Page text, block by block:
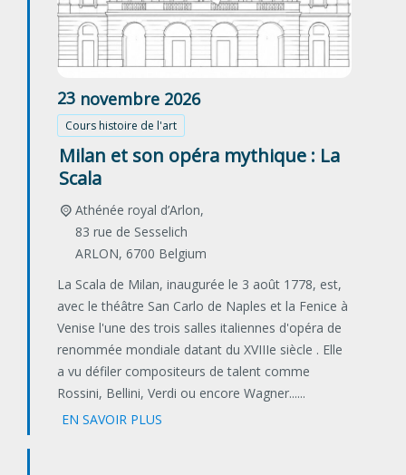
23 novembre 2026
Cours histoire de l'art
Milan et son opéra mythique : La
Scala
Athénée royal d’Arlon,
83 rue de Sesselich
ARLON, 6700 Belgium
La Scala de Milan, inaugurée le 3 août 1778, est,
avec le théâtre San Carlo de Naples et la Fenice à
Venise l'une des trois salles italiennes d'opéra de
renommée mondiale datant du XVIIIe siècle . Elle
a vu défiler compositeurs de talent comme
Rossini, Bellini, Verdi ou encore Wagner......
EN SAVOIR PLUS